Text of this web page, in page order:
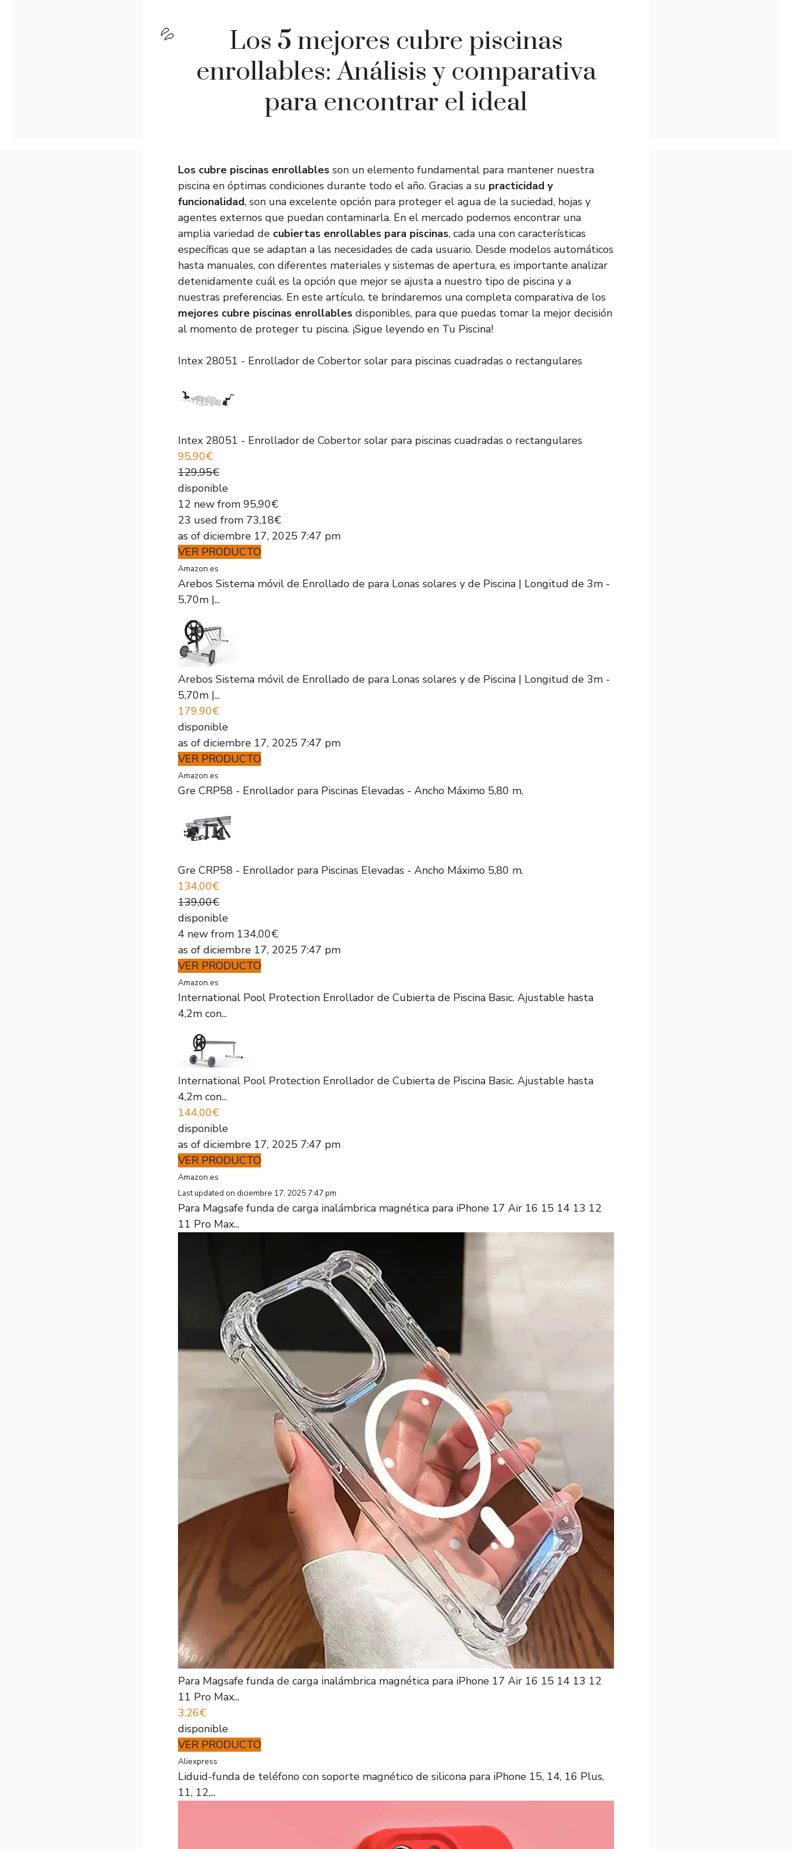
Los 5 mejores cubre piscinas
enrollables: Análisis y comparativa
para encontrar el ideal
Los cubre piscinas enrollables son un elemento fundamental para mantener nuestra
piscina en óptimas condiciones durante todo el año. Gracias a su practicidad y
funcionalidad, son una excelente opción para proteger el agua de la suciedad, hojas y
agentes externos que puedan contaminarla. En el mercado podemos encontrar una
amplia variedad de cubiertas enrollables para piscinas, cada una con características
específicas que se adaptan a las necesidades de cada usuario. Desde modelos automáticos
hasta manuales, con diferentes materiales y sistemas de apertura, es importante analizar
detenidamente cuál es la opción que mejor se ajusta a nuestro tipo de piscina y a
nuestras preferencias. En este artículo, te brindaremos una completa comparativa de los
mejores cubre piscinas enrollables disponibles, para que puedas tomar la mejor decisión
al momento de proteger tu piscina. ¡Sigue leyendo en Tu Piscina!
Intex 28051 - Enrollador de Cobertor solar para piscinas cuadradas o rectangulares
Intex 28051 - Enrollador de Cobertor solar para piscinas cuadradas o rectangulares
95,90€
129,95€
disponible
12 new from 95,90€
23 used from 73,18€
as of diciembre 17, 2025 7:47 pm
VER PRODUCTO
Amazon.es
Arebos Sistema móvil de Enrollado de para Lonas solares y de Piscina | Longitud de 3m -
5,70m |...
Arebos Sistema móvil de Enrollado de para Lonas solares y de Piscina | Longitud de 3m -
5,70m |...
179,90€
disponible
as of diciembre 17, 2025 7:47 pm
VER PRODUCTO
Amazon.es
Gre CRP58 - Enrollador para Piscinas Elevadas - Ancho Máximo 5,80 m.
Gre CRP58 - Enrollador para Piscinas Elevadas - Ancho Máximo 5,80 m.
134,00€
139,00€
disponible
4 new from 134,00€
as of diciembre 17, 2025 7:47 pm
VER PRODUCTO
Amazon.es
International Pool Protection Enrollador de Cubierta de Piscina Basic. Ajustable hasta
4,2m con...
International Pool Protection Enrollador de Cubierta de Piscina Basic. Ajustable hasta
4,2m con...
144,00€
disponible
as of diciembre 17, 2025 7:47 pm
VER PRODUCTO
Amazon.es
Last updated on diciembre 17, 2025 7:47 pm
Para Magsafe funda de carga inalámbrica magnética para iPhone 17 Air 16 15 14 13 12
11 Pro Max...
Para Magsafe funda de carga inalámbrica magnética para iPhone 17 Air 16 15 14 13 12
11 Pro Max...
3,26€
disponible
VER PRODUCTO
Aliexpress
Liduid-funda de teléfono con soporte magnético de silicona para iPhone 15, 14, 16 Plus,
11, 12,...